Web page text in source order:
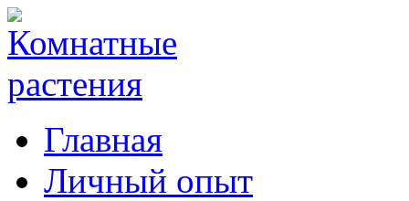
Главная
Личный опыт